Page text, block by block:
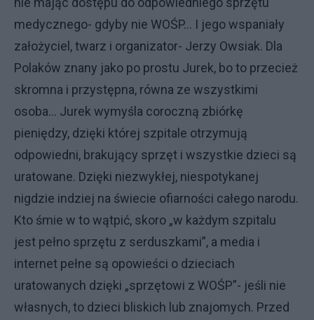
medycznego- gdyby nie WOŚP… I jego wspaniały
założyciel, twarz i organizator- Jerzy Owsiak. Dla
Polaków znany jako po prostu Jurek, bo to przecież
skromna i przystępna, równa ze wszystkimi
osoba… Jurek wymyśla coroczną zbiórkę
pieniędzy, dzięki której szpitale otrzymują
odpowiedni, brakujący sprzęt i wszystkie dzieci są
uratowane. Dzięki niezwykłej, niespotykanej
nigdzie indziej na świecie ofiarności całego narodu.
Kto śmie w to wątpić, skoro „w każdym szpitalu
jest pełno sprzętu z serduszkami”, a media i
internet pełne są opowieści o dzieciach
uratowanych dzięki „sprzętowi z WOŚP”- jeśli nie
własnych, to dzieci bliskich lub znajomych. Przed